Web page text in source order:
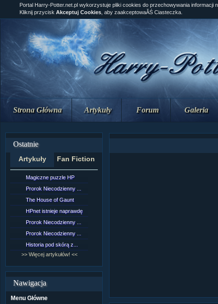
Strona Główna Artykuły Forum Galeria
Ostatnie
Artykuły Fan Fiction
Magiczne puzzle HP
Prorok Niecodzienny ...
The House of Gaunt
HPnet istnieje naprawdę
Prorok Niecodzienny ...
Prorok Niecodzienny ...
Historia pod skórą z...
>> Więcej artykułów! <<
Nawigacja
Menu Główne
Portal Harry-Potter.net.pl wykorzystuje pliki cookies do przechowywania informacji
Kliknij przycisk Akceptuj Cookies , aby zaakceptowaĂŚ Ciasteczka.